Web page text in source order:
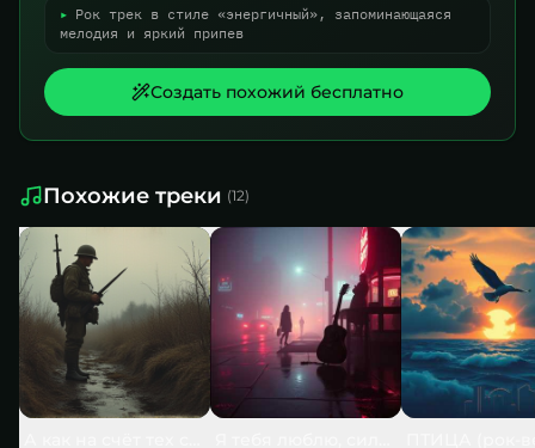
▸ Рок трек в стиле «энергичный», запоминающаяся
мелодия и яркий припев
Создать похожий бесплатно
Похожие треки (12)